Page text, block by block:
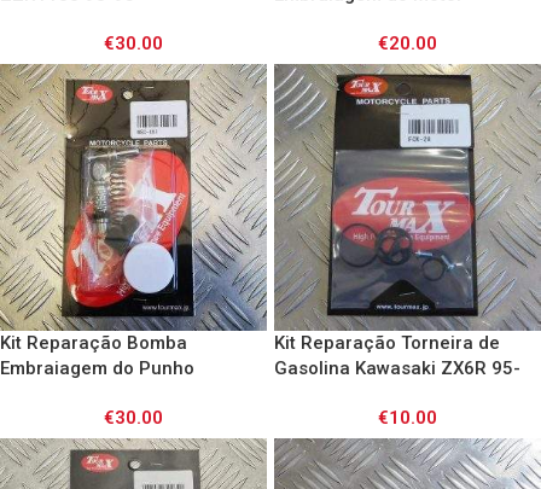
€30.00
94-97/ ZXR750 91-95/
ZZR1100 90-01/ GTR1000 86-
03
€20.00
Kit Reparação Bomba
Embraiagem do Punho
ZZR1200 02-05/ ZX7R 96-01 /
ZXR750 89-95/ ZX9R 94-97
€30.00
Kit Reparação Torneira de
Gasolina Kawasaki ZX6R 95-
93-05/ ZZR1100 90-01
€10.00